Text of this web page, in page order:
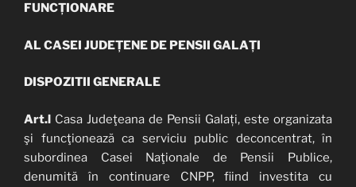
FUNCȚIONARE
AL CASEI JUDEȚENE DE PENSII GALAȚI
DISPOZITII GENERALE
Art.l Casa Judeţeana de Pensii Galați, este organizata
şi funcţionează ca serviciu public deconcentrat, în
subordinea Casei Naţionale de Pensii Publice,
denumită în continuare CNPP, fiind investita cu